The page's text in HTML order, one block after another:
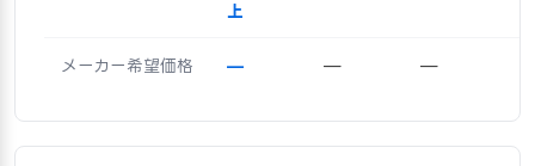
上
メーカー希望価格 — — —